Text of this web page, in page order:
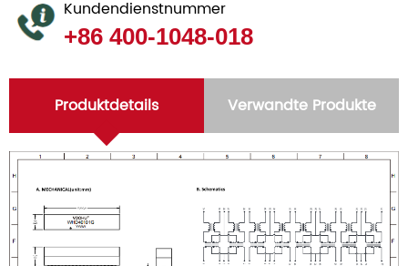
Kundendienstnummer
+86 400-1048-018
Produktdetails Verwandte Produkte